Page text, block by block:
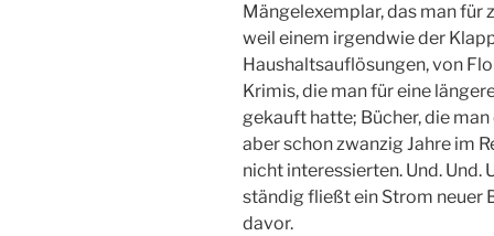
Mängelexemplar, das man für
weil einem irgendwie der
Haushaltsauflösungen, von
Krimis, die man für eine
gekauft hatte; Bücher, die
aber schon zwanzig Jahre im
nicht interessierten. Und. Und.
ständig fließt ein Strom neuer
davor.